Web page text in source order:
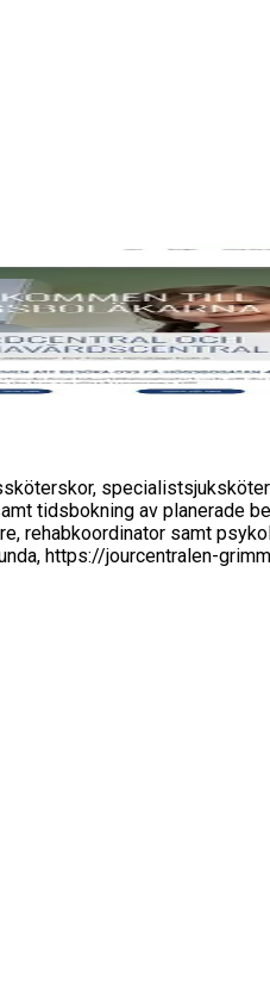
tidsbokning av planerade
rehabkoordinator samt
https://jourcentralen-